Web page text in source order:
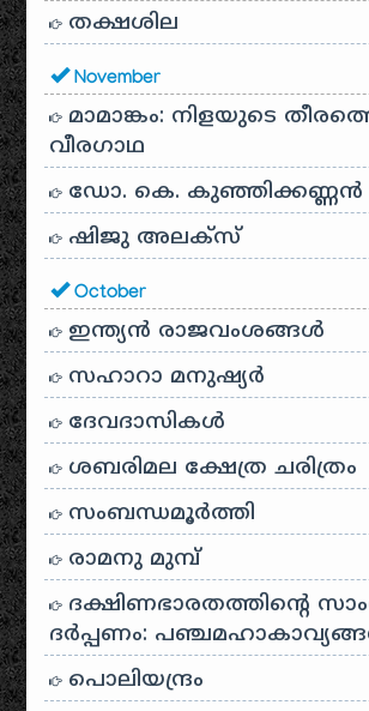
തക്ഷശില
November
മാമാങ്കം: നിളയുടെ
വീരഗാഥ
ഡോ. കെ. കുഞ്ഞിക്കണ്ണൻ
ഷിജു അലക്സ്
October
ഇന്ത്യൻ രാജവംശങ്ങൾ
സഹാറാ മനുഷ്യർ
ദേവദാസികൾ
ശബരിമല ക്ഷേത്ര ചരിത്രം
സംബന്ധമൂർത്തി
രാമനു മുമ്പ്
ദക്ഷിണഭാരതത്തിൻ്റെ
ദർപ്പണം:
പൊലിയന്ദ്രം